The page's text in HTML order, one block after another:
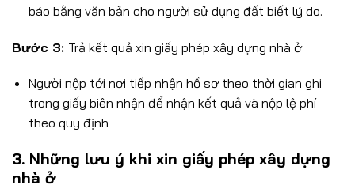
báo bằng văn bản cho người sử dụng đất biết lý do.
Bước 3: Trả kết quả xin giấy phép xây dựng nhà ở
Người nộp tới nơi tiếp nhận hồ sơ theo thời gian ghi
trong giấy biên nhận để nhận kết quả và nộp lệ phí
theo quy định
3. Những lưu ý khi xin giấy phép xây dựng
nhà ở